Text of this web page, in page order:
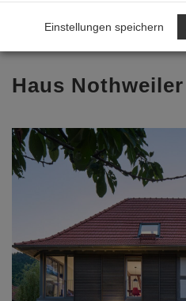
Zurück zur Übersicht
Haus Nothweiler
Previous
Einstellungen speichern